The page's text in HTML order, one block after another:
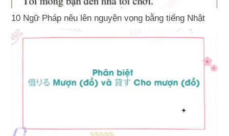
10 Ngữ Pháp nêu lên nguyện vọng bằng tiếng Nhật